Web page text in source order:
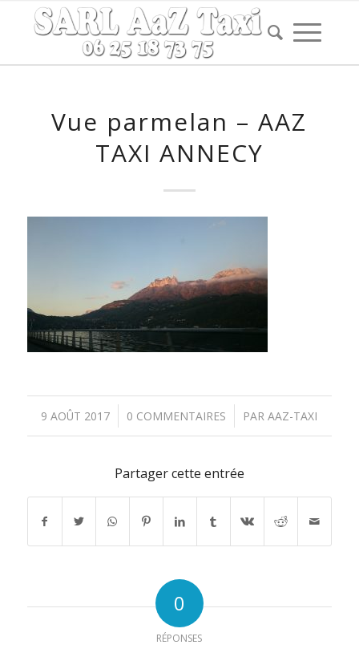
Vue parmelan – AAZ
TAXI ANNECY
9 AOÛT 2017
/ 0 COMMENTAIRES
/ PARAAZ-TAXI
Partager cette entrée
0
RÉPONSES